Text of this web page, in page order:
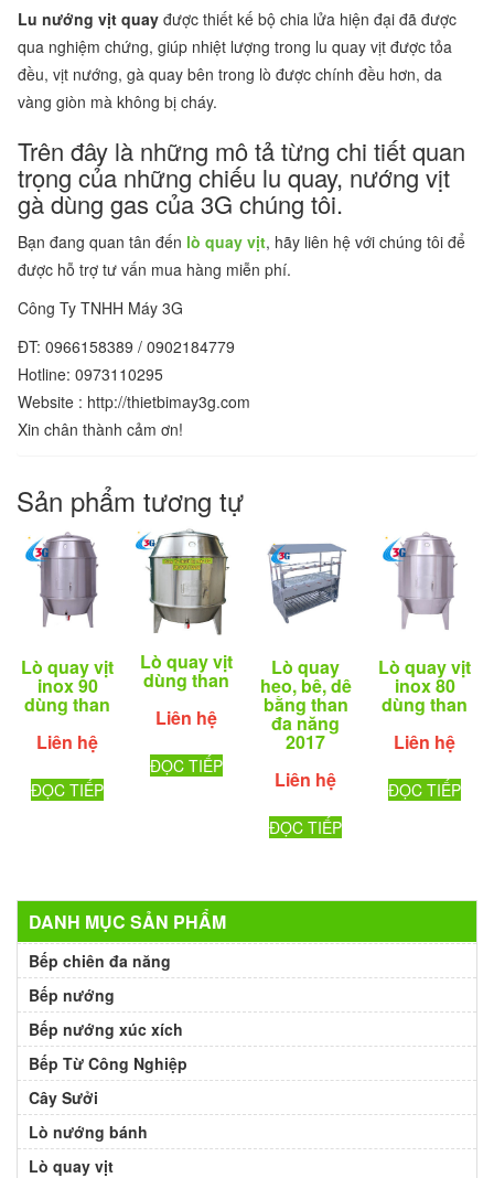
Lu nướng vịt quay được thiết kế bộ chia lửa hiện đại đã được
qua nghiệm chứng, giúp nhiệt lượng trong lu quay vịt được tỏa
đều, vịt nướng, gà quay bên trong lò được chính đều hơn, da
vàng giòn mà không bị cháy.
Trên đây là những mô tả từng chi tiết quan
trọng của những chiếu lu quay, nướng vịt
gà dùng gas của 3G chúng tôi.
Bạn đang quan tân đến lò quay vịt, hãy liên hệ với chúng tôi để
được hỗ trợ tư vấn mua hàng miễn phí.
Công Ty TNHH Máy 3G
ĐT: 0966158389 / 0902184779
Hotline: 0973110295
Website : http://thietbimay3g.com
Xin chân thành cảm ơn!
Sản phẩm tương tự
Lò quay vịt
inox 90
dùng than
Liên hệ
ĐỌC TIẾP
Lò quay vịt
dùng than
Liên hệ
ĐỌC TIẾP
Lò quay
heo, bê, dê
bằng than
đa năng
2017
Liên hệ
ĐỌC TIẾP
Lò quay vịt
inox 80
dùng than
Liên hệ
ĐỌC TIẾP
DANH MỤC SẢN PHẨM
Bếp chiên đa năng
Bếp nướng
Bếp nướng xúc xích
Bếp Từ Công Nghiệp
Cây Sưởi
Lò nướng bánh
Lò quay vịt